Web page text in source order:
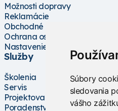
Súbory
sledovania
vášho
Možnosti dopravy
Reklamácie
Obchodné podmienky
Ochrana osobných údajov
Nastavenie cookies
Služby
Školenia
Servis
Projektovanie
Poradenstvo